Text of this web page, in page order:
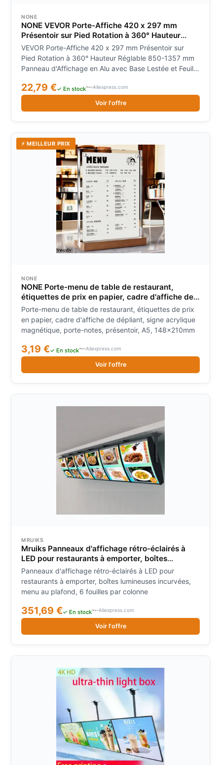
NONE
NONE VEVOR Porte-Affiche 420 x 297 mm
Présentoir sur Pied Rotation à 360° Hauteur
Réglable 850-1357 mm Panneau d'Affichage en
Alu avec Base Lestée et Feuille PVC pour Menu
Information Mariage Restaurant
VEVOR Porte-Affiche 420 x 297 mm Présentoir sur
Pied Rotation à 360° Hauteur Réglable 850-1357 mm
Panneau d'Affichage en Alu avec Base Lestée et Feuille
22,79 €✓ En stock Aliexpress.com
Voir l'offre
⚡ MEILLEUR PRIX
NONE
NONE Porte-menu de table de restaurant,
étiquettes de prix en papier, cadre d'affiche de
dépliant, signe acrylique magnétique, porte-
notes, présentoir, A5, 148x210mm
Porte-menu de table de restaurant, étiquettes de prix
en papier, cadre d'affiche de dépliant, signe acrylique
magnétique, porte-notes, présentoir, A5, 148x210mm
3,19 €✓ En stock Aliexpress.com
Voir l'offre
MRUIKS
Mruiks Panneaux d'affichage rétro-éclairés à
LED pour restaurants à emporter, boîtes
lumineuses incurvées, menu au plafond, 6
fouilles par colonne
Panneaux d'affichage rétro-éclairés à LED pour
restaurants à emporter, boîtes lumineuses incurvées,
menu au plafond, 6 fouilles par colonne
351,69 €✓ En stock Aliexpress.com
Voir l'offre